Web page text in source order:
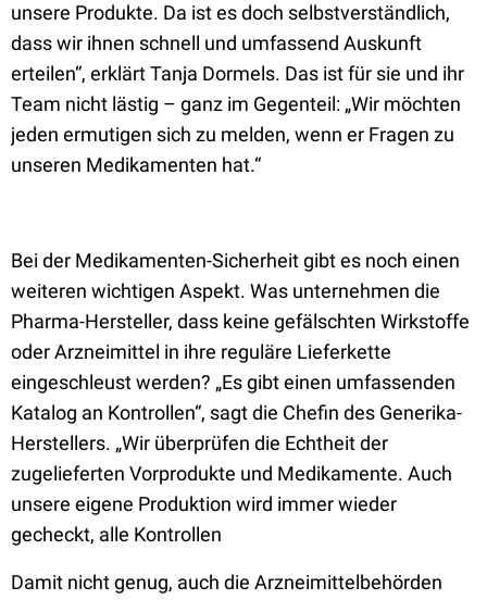
unsere Produkte. Da ist es doch selbstverständlich,
dass wir ihnen schnell und umfassend Auskunft
erteilen“, erklärt Tanja Dormels. Das ist für sie und ihr
Team nicht lästig – ganz im Gegenteil: „Wir möchten
jeden ermutigen sich zu melden, wenn er Fragen zu
unseren Medikamenten hat.“
Bei der Medikamenten-Sicherheit gibt es noch einen
weiteren wichtigen Aspekt. Was unternehmen die
Pharma-Hersteller, dass keine gefälschten Wirkstoffe
oder Arzneimittel in ihre reguläre Lieferkette
eingeschleust werden? „Es gibt einen umfassenden
Katalog an Kontrollen“, sagt die Chefin des Generika-
Herstellers. „Wir überprüfen die Echtheit der
zugelieferten Vorprodukte und Medikamente. Auch
unsere eigene Produktion wird immer wieder
gecheckt, alle Kontrollen
Damit nicht genug, auch die Arzneimittelbehörden